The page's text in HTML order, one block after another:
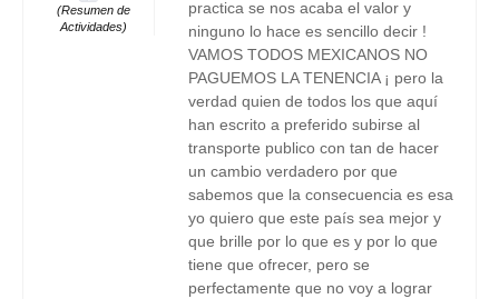
(Resumen de
Actividades)
practica se nos acaba el valor y
ninguno lo hace es sencillo decir !
VAMOS TODOS MEXICANOS NO
PAGUEMOS LA TENENCIA ¡ pero la
verdad quien de todos los que aquí
han escrito a preferido subirse al
transporte publico con tan de hacer
un cambio verdadero por que
sabemos que la consecuencia es esa
yo quiero que este país sea mejor y
que brille por lo que es y por lo que
tiene que ofrecer, pero se
perfectamente que no voy a lograr